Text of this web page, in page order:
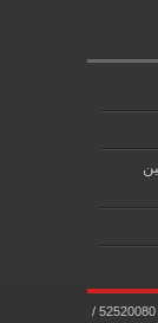
رقم بين
جميع الحقوق محفوظة 2026 بي ان سبورت الكويت / 52520080 /